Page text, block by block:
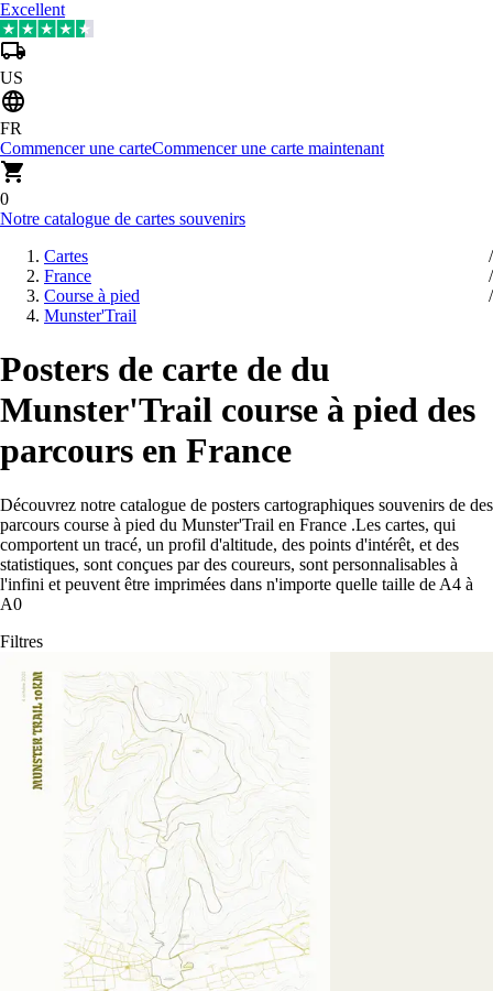
Excellent
US
FR
Commencer une carteCommencer une carte maintenant
0
Notre catalogue de cartes souvenirs
Cartes
France
Course à pied
Munster'Trail
Posters de carte de du
Munster'Trail course à pied des
parcours en France
Découvrez notre catalogue de posters cartographiques souvenirs de des
parcours course à pied du Munster'Trail en France .Les cartes, qui
comportent un tracé, un profil d'altitude, des points d'intérêt, et des
statistiques, sont conçues par des coureurs, sont personnalisables à
l'infini et peuvent être imprimées dans n'importe quelle taille de A4 à
A0
Filtres